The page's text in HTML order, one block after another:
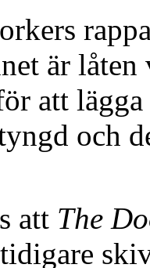
är
att
och
att The